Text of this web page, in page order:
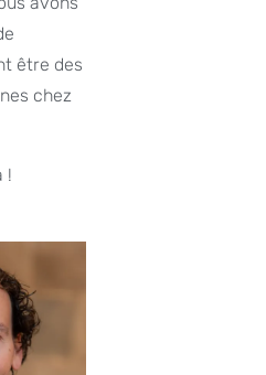
être des
chez
!